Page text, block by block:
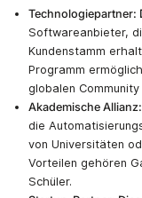
Technologiepartner:
Softwareanbieter,
Kundenstamm
Programm
globalen
Akademische
die
von Universitäten
Vorteilen gehören
Schüler.